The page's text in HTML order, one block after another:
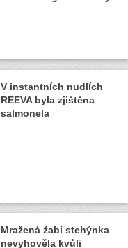
V instantních nudlích
REEVA byla zjištěna
salmonela
Mražená žabí stehýnka
nevyhověla kvůli